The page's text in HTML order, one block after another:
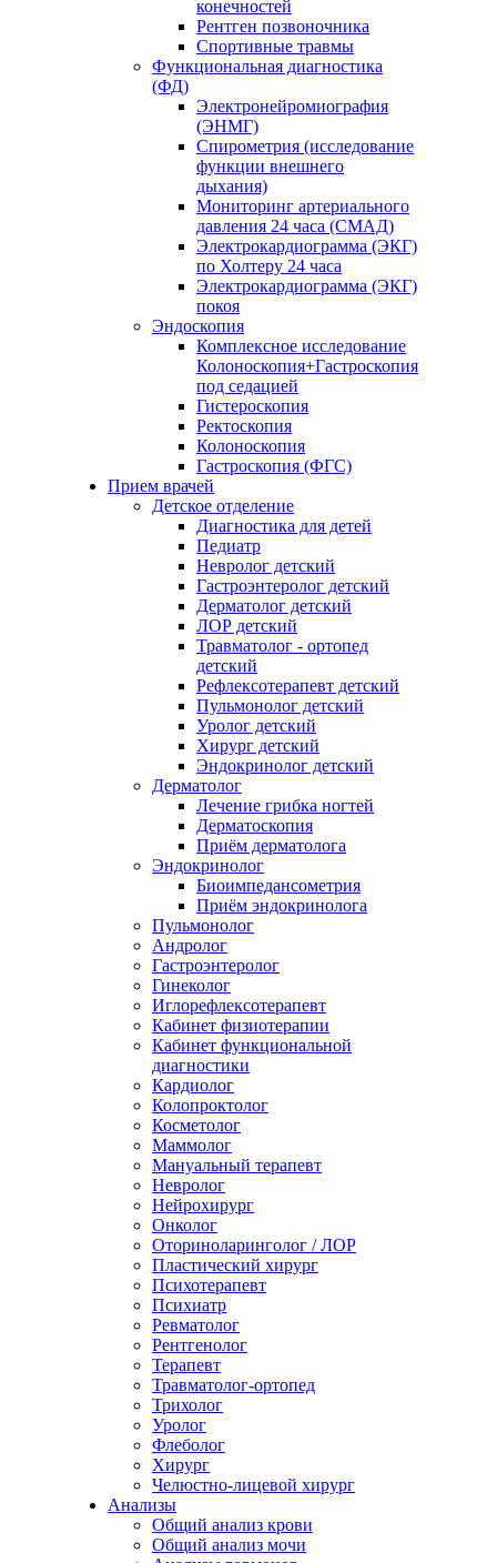
конечностей
Рентген позвоночника
Спортивные травмы
Функциональная диагностика
(ФД)
Электронейромиография
(ЭНМГ)
Спирометрия (исследование
функции внешнего
дыхания)
Мониторинг артериального
давления 24 часа (СМАД)
Электрокардиограмма (ЭКГ)
по Холтеру 24 часа
Электрокардиограмма (ЭКГ)
покоя
Эндоскопия
Комплексное исследование
Колоноскопия+Гастроскопия
под седацией
Гистероскопия
Ректоскопия
Колоноскопия
Гастроскопия (ФГС)
Прием врачей
Детское отделение
Диагностика для детей
Педиатр
Невролог детский
Гастроэнтеролог детский
Дерматолог детский
ЛОР детский
Травматолог - ортопед
детский
Рефлексотерапевт детский
Пульмонолог детский
Уролог детский
Хирург детский
Эндокринолог детский
Дерматолог
Лечение грибка ногтей
Дерматоскопия
Приём дерматолога
Эндокринолог
Биоимпедансометрия
Приём эндокринолога
Пульмонолог
Андролог
Гастроэнтеролог
Гинеколог
Иглорефлексотерапевт
Кабинет физиотерапии
Кабинет функциональной
диагностики
Кардиолог
Колопроктолог
Косметолог
Маммолог
Мануальный терапевт
Невролог
Нейрохирург
Онколог
Оториноларинголог / ЛОР
Пластический хирург
Психотерапевт
Психиатр
Ревматолог
Рентгенолог
Терапевт
Травматолог-ортопед
Трихолог
Уролог
Флеболог
Хирург
Челюстно-лицевой хирург
Анализы
Общий анализ крови
Общий анализ мочи